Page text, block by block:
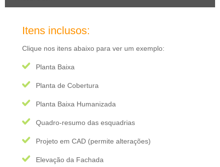
Itens inclusos:
Clique nos itens abaixo para ver um exemplo:
Planta Baixa
Planta de Cobertura
Planta Baixa Humanizada
Quadro-resumo das esquadrias
Projeto em CAD (permite alterações)
Elevação da Fachada